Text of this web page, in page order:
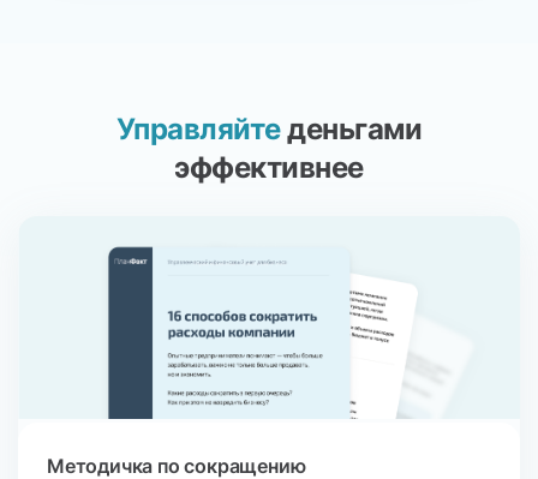
Управляйтеденьгами
эффективнее
Методичка по сокращению